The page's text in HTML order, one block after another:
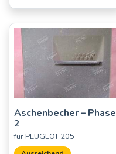
Aschenbecher – Phase
2
für PEUGEOT 205